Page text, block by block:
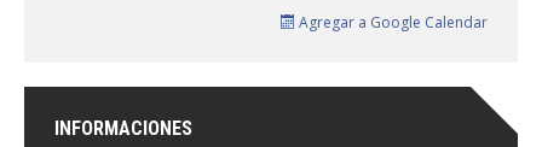
INFORMACIONES
Agregar a Google Calendar